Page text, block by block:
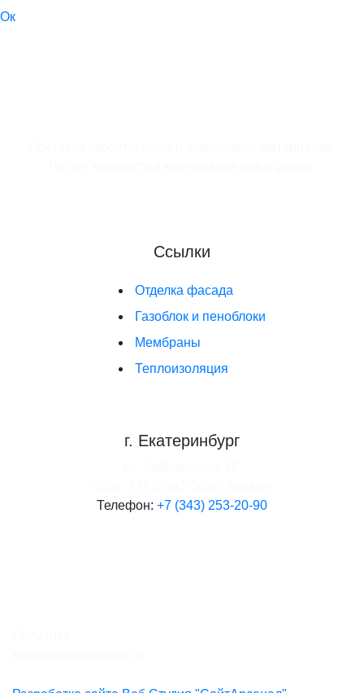
Ок
Ссылки
Отделка фасада
Газоблок и пеноблоки
Мембраны
Теплоизоляция
г. Екатеринбург
Телефон: +7 (343) 253-20-90